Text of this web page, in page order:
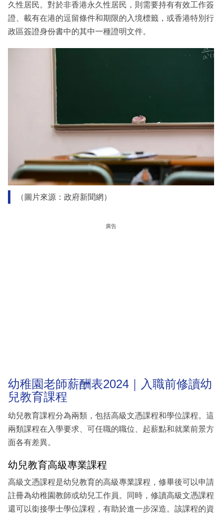
久性居民。對於非香港永久性居民，則需要持有有效工作簽
證、載有在港的逗留條件和期限的入境標籤，或香港特別行
政區簽證身份書中的其中一種證明文件。
（圖片來源：政府新聞網）
廣告
幼稚園老師薪酬表2024｜入職前修讀幼
兒教育課程
幼兒教育課程分為兩類，包括高級文憑課程和學位課程。這
兩類課程在入學要求、可任職的職位、起薪點和就業前景方
面各有差異。
幼兒教育高級專業課程
高級文憑課程是幼兒教育的高級專業課程，修畢後可以申請
註冊為幼稚園教師或幼兒工作員。同時，修讀高級文憑課程
還可以銜接學士學位課程，有助於進一步深造。該課程的資